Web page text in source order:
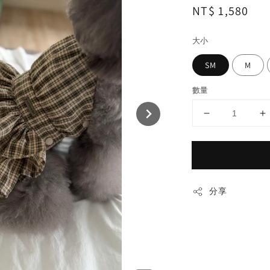
Regular
NT$ 1,580
大小
SM M
數量
分享